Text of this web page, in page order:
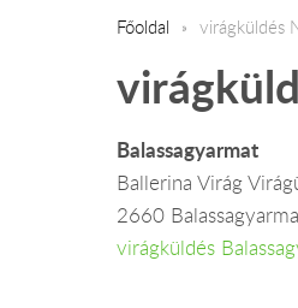
Főoldal virágküldés
Balassagyarmat
Ballerina Virág
2660
virágküldés